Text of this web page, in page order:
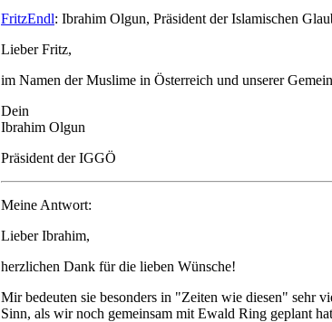
FritzEndl: Ibrahim Olgun, Präsident der Islamischen
Lieber Fritz,
im Namen der Muslime in Österreich und unserer
Dein
Ibrahim Olgun
Präsident der IGGÖ
Meine Antwort:
Lieber Ibrahim,
herzlichen Dank für die lieben Wünsche!
Mir bedeuten sie besonders in "Zeiten wie diesen" sehr
Sinn, als wir noch gemeinsam mit Ewald Ring geplant